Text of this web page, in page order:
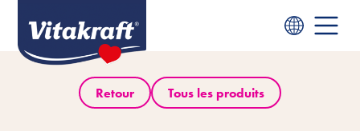
Retour Tous les produits